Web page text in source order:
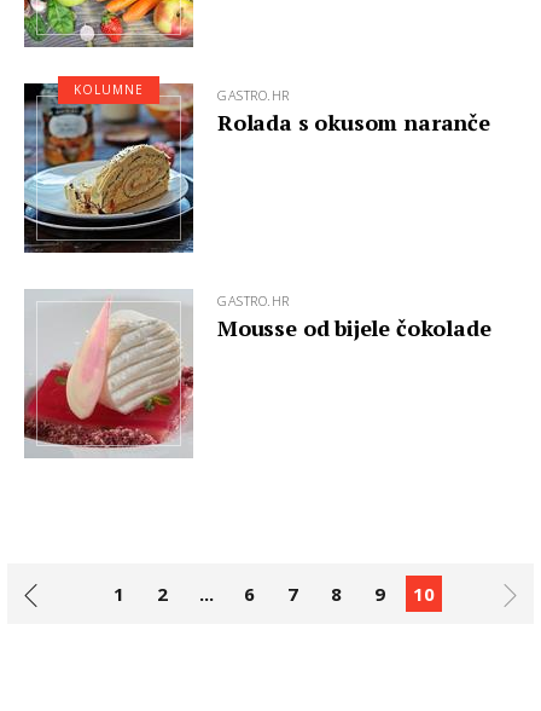
GASTRO.HR
Rolada s okusom naranče
KOLUMNE
GASTRO.HR
Mousse od bijele čokolade
1 2 ... 6 7 8 9 10